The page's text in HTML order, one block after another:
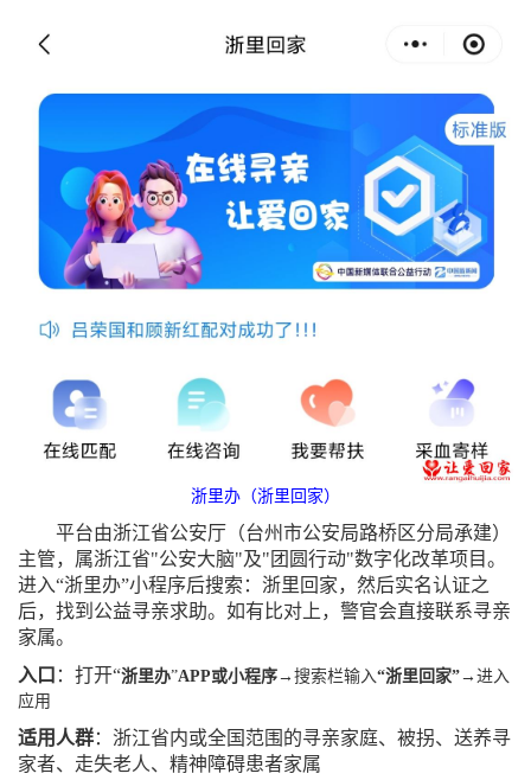
浙里办（浙里回家）
平台由浙江省公安厅（台州市公安局路桥区分局承建）
主管，属浙江省"公安大脑"及"团圆行动"数字化改革项目。
进入“浙里办”小程序后搜索：浙里回家，然后实名认证之
后，找到公益寻亲求助。如有比对上，警官会直接联系寻亲
家属。
入口 ：打开“浙里办”APP或小程序→搜索栏输入“浙里回家”→进入
应用
适用人群：浙江省内或全国范围的寻亲家庭、被拐、 送养寻
家者、走失老人、 精神障碍患者家属